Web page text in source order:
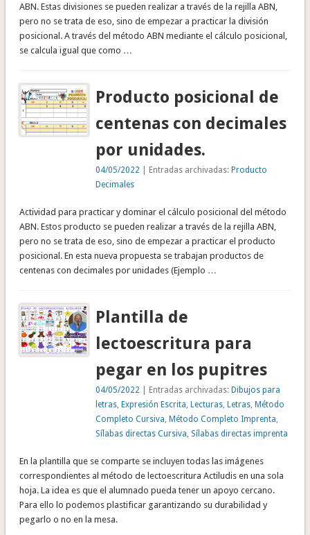
ABN. Estas divisiones se pueden realizar a través de la rejilla ABN,
pero no se trata de eso, sino de empezar a practicar la división
posicional. A través del método ABN mediante el cálculo posicional,
se calcula igual que como …
Producto posicional de
centenas con decimales
por unidades.
04/05/2022 | Entradas archivadas:Producto
Decimales
Actividad para practicar y dominar el cálculo posicional del método
ABN. Estos producto se pueden realizar a través de la rejilla ABN,
pero no se trata de eso, sino de empezar a practicar el producto
posicional. En esta nueva propuesta se trabajan productos de
centenas con decimales por unidades (Ejemplo …
Plantilla de
lectoescritura para
pegar en los pupitres
04/05/2022 | Entradas archivadas:Dibujos para
letras ,Expresión Escrita ,Lecturas ,Letras ,Método
Completo Cursiva ,Método Completo Imprenta
Sílabas directas Cursiva Sílabas directas imprenta
En la plantilla que se comparte se incluyen todas las imágenes
correspondientes al método de lectoescritura Actiludis en una sola
hoja. La idea es que el alumnado pueda tener un apoyo cercano.
Para ello lo podemos plastificar garantizando su durabilidad y
pegarlo o no en la mesa.